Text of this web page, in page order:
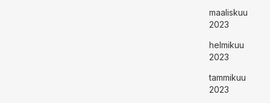
maaliskuu
2023
helmikuu
2023
tammikuu
2023